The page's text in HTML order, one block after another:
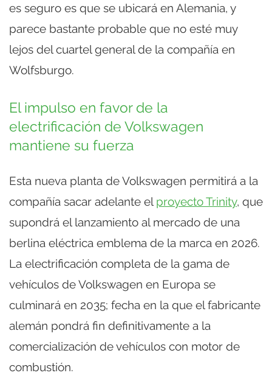
es seguro es que se ubicará en Alemania, y
parece bastante probable que no esté muy
lejos del cuartel general de la compañía en
Wolfsburgo.
El impulso en favor de la
electrificación de Volkswagen
mantiene su fuerza
Esta nueva planta de Volkswagen permitirá a la
compañía sacar adelante el proyecto Trinity, que
supondrá el lanzamiento al mercado de una
berlina eléctrica emblema de la marca en 2026.
La electrificación completa de la gama de
vehículos de Volkswagen en Europa se
culminará en 2035; fecha en la que el fabricante
alemán pondrá fin definitivamente a la
comercialización de vehículos con motor de
combustión.